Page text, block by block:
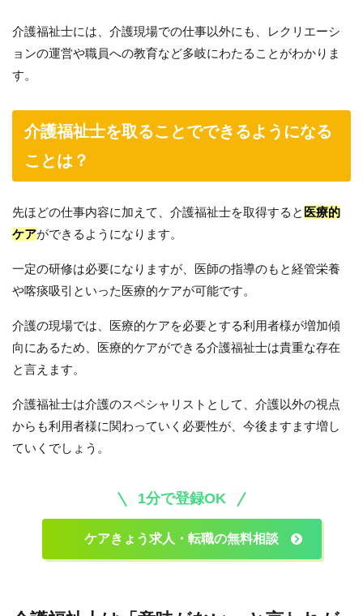
介護福祉士には、介護現場での仕事以外にも、レクリエーシ
ョンの運営や職員への教育など多岐にわたることがわかりま
す。
介護福祉士を取ることでできるようになる
ことは？
先ほどの仕事内容に加えて、介護福祉士を取得すると 医療的
ケアができるようになります。
一定の研修は必要になりますが、医師の指導のもと経管栄養
や喀痰吸引といった医療的ケアが可能です。
介護の現場では、医療的ケアを必要とする利用者様が増加傾
向にあるため、医療的ケアができる介護福祉士は貴重な存在
と言えます。
介護福祉士は介護のスペシャリストとして、介護以外の視点
からも利用者様に関わっていく必要性が、今後ますます増し
ていくでしょう。
1分で登録OK
ケアきょう求人・転職の無料相談